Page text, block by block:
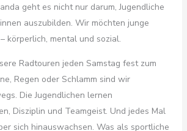
geht es nicht nur darum, Jugendliche
auszubilden. Wir möchten junge
körperlich, mental und sozial.
Radtouren jeden Samstag fest zum
Regen oder Schlamm sind wir
Die Jugendlichen lernen
Disziplin und Teamgeist. Und jedes Mal
sich hinauswachsen. Was als sportliche